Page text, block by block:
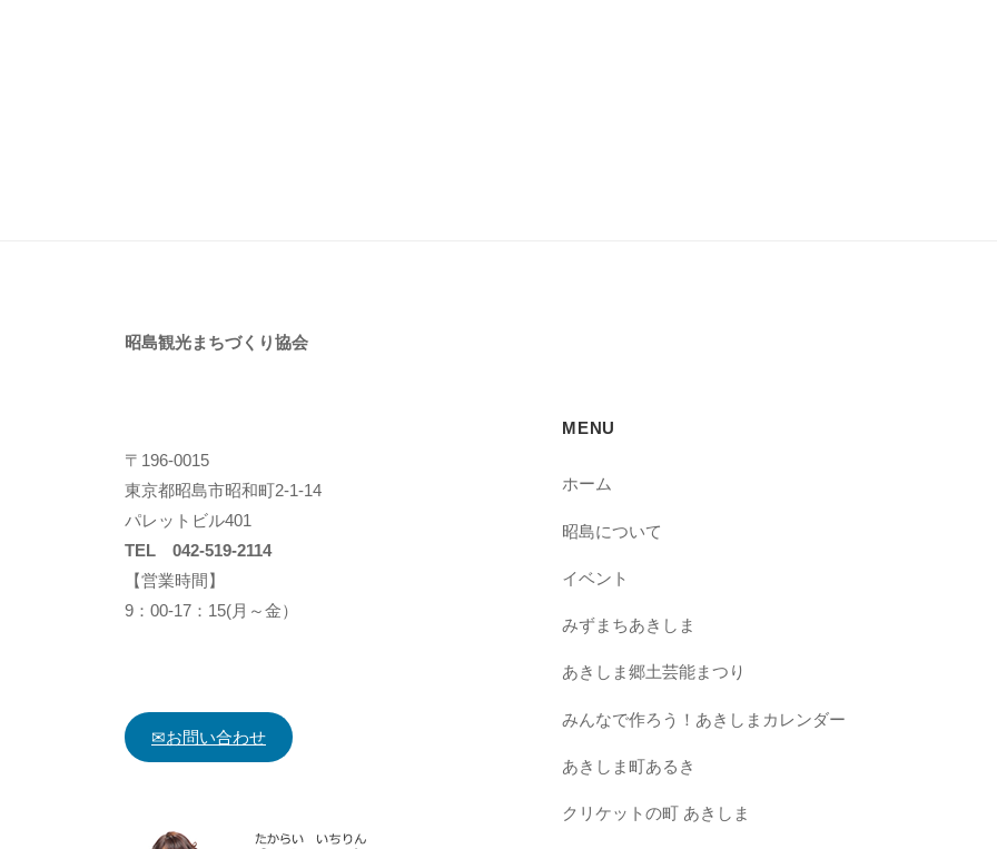
昭島観光まちづくり協会
〒196-0015
東京都昭島市昭和町2-1-14
パレットビル401
TEL 042-519-2114
【営業時間】
9：00-17：15(月～金）
✉お問い合わせ
MENU
ホーム
昭島について
イベント
みずまちあきしま
あきしま郷土芸能まつり
みんなで作ろう！あきしまカレンダー
あきしま町あるき
クリケットの町 あきしま